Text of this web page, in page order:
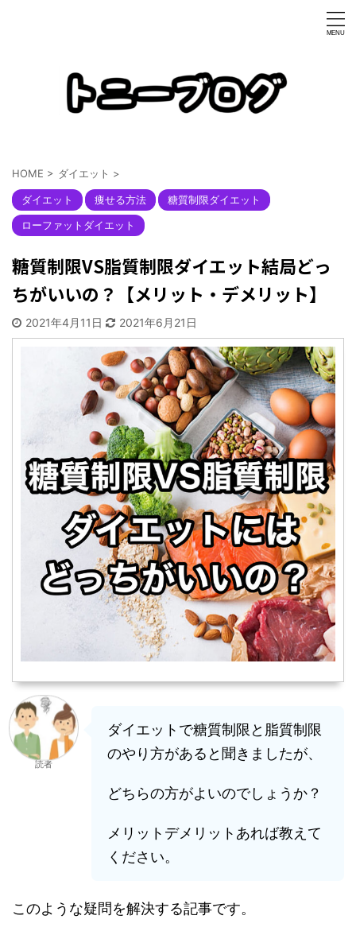
HOME > ダイエット >
ダイエット 痩せる方法
糖質制限ダイエット
ローファットダイエット
糖質制限VS脂質制限ダイエット結局どっ
ちがいいの？【メリット・デメリット】
2021年4月11日 2021年6月21日
読者
ダイエットで糖質制限と脂質制限
のやり方があると聞きましたが、
どちらの方がよいのでしょうか？
メリットデメリットあれば教えて
ください。
このような疑問を解決する記事です。